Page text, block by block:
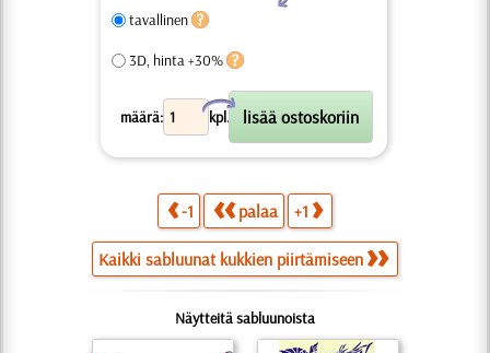
tavallinen
3D, hinta +30%
määrä: kpl.
X
-1 palaa +1
Kaikki sabluunat kukkien piirtämiseen
Näytteitä sabluunoista